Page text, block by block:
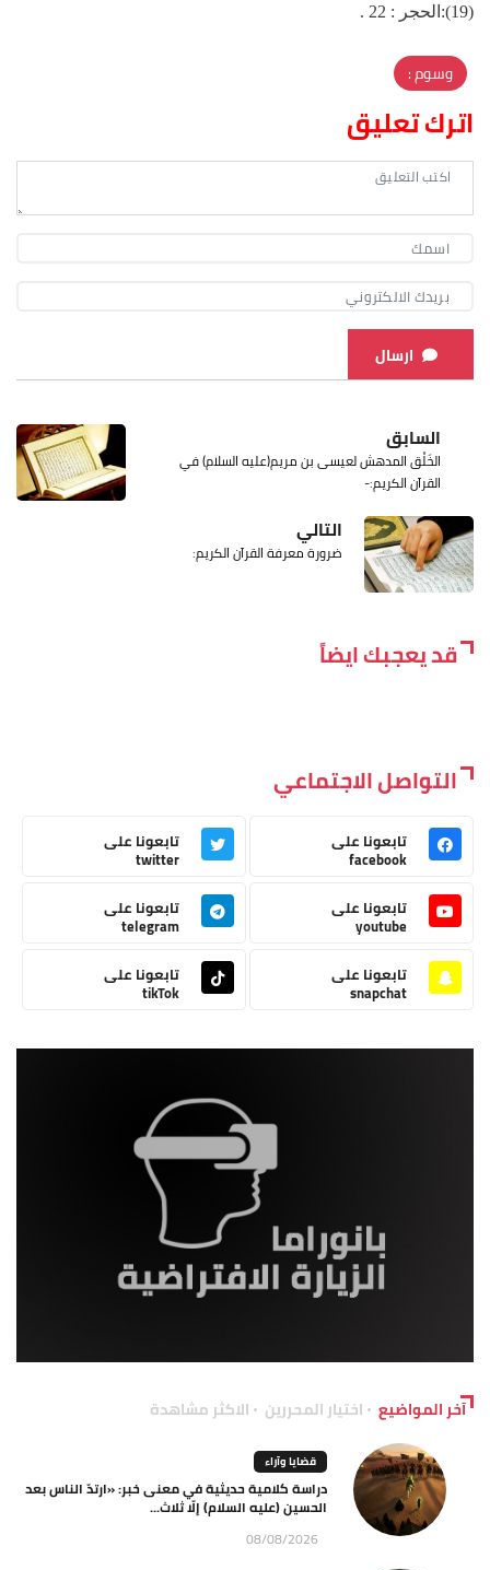
(19):الحجر : 22 .
وسوم :
اترك تعليق
ارسال
السابق
الخَلْق المدهش لعيسى بن مريم(عليه السلام) في
القرآن الكريم:-
التالي
ضرورة معرفة القرآن الكريم:
قد يعجبك ايضاً
التواصل الاجتماعي
تابعونا على
facebook
تابعونا على
twitter
تابعونا على
youtube
تابعونا على
telegram
تابعونا على
snapchat
تابعونا على
tikTok
آخر المواضيع اختيار المحررين الاكثر مشاهدة
قضايا وآراء
دراسة كلامية حديثية في معنى خبر: «ارتدّ الناس بعد
الحسين (عليه السلام) إلّا ثلاث...
08/08/2026